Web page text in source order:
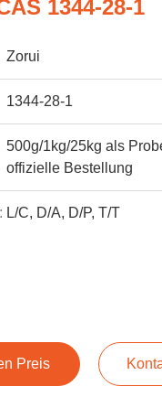
1344-28-1
Zorui
1344-28-1
500g/1kg/25kg als
offizielle Bestellung
L/C, D/A, D/P, T/T
Preis